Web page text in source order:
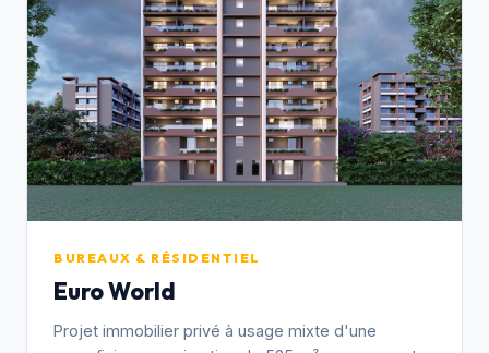
BUREAUX & RÉSIDENTIEL
Euro World
Projet immobilier privé à usage mixte d'une